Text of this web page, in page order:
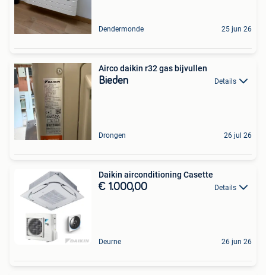
Dendermonde 25 jun 26
Airco daikin r32 gas bijvullen
Bieden Details
Drongen 26 jul 26
Daikin airconditioning Casette
€ 1.000,00 Details
Deurne 26 jun 26